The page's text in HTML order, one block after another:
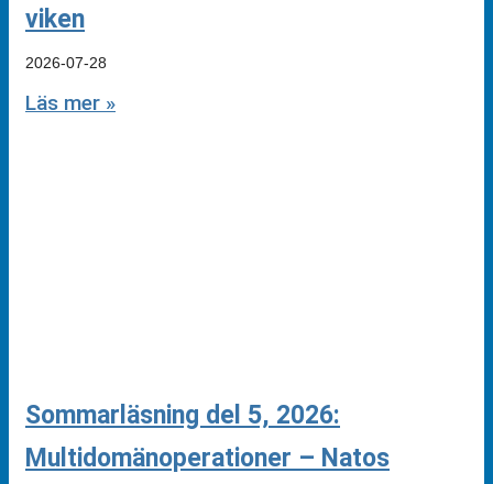
viken
2026-07-28
Läs mer »
Sommarläsning del 5, 2026:
Multidomänoperationer – Natos